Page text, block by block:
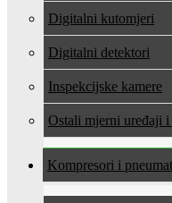
Digitalni kutomjeri
Digitalni detektori
Inspekcijske kamere
Ostali mjerni uređaji
Kompresori i